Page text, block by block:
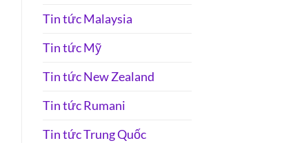
Tin tức Malaysia
Tin tức Mỹ
Tin tức New Zealand
Tin tức Rumani
Tin tức Trung Quốc